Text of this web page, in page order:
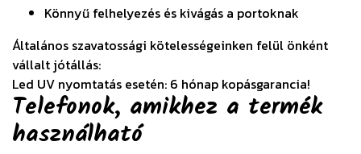
Könnyű felhelyezés és kivágás a portoknak
Általános szavatossági kötelességeinken felül önként
vállalt jótállás:
Led UV nyomtatás esetén: 6 hónap kopásgarancia!
Telefonok, amikhez a termék
használható